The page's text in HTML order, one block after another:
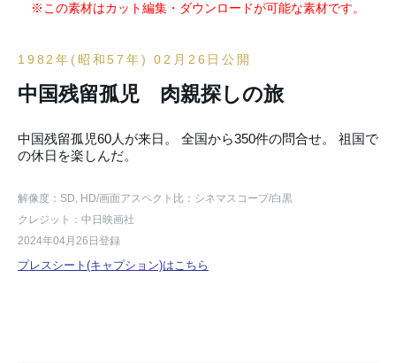
※この素材はカット編集・ダウンロードが可能な素材です。
1982年(昭和57年) 02月26日公開
中国残留孤児 肉親探しの旅
中国残留孤児60人が来日。 全国から350件の問合せ。 祖国で
の休日を楽しんだ。
解像度：SD, HD/画面アスペクト比：シネマスコープ/白黒
クレジット：中日映画社
2024年04月26日登録
プレスシート(キャプション)はこちら